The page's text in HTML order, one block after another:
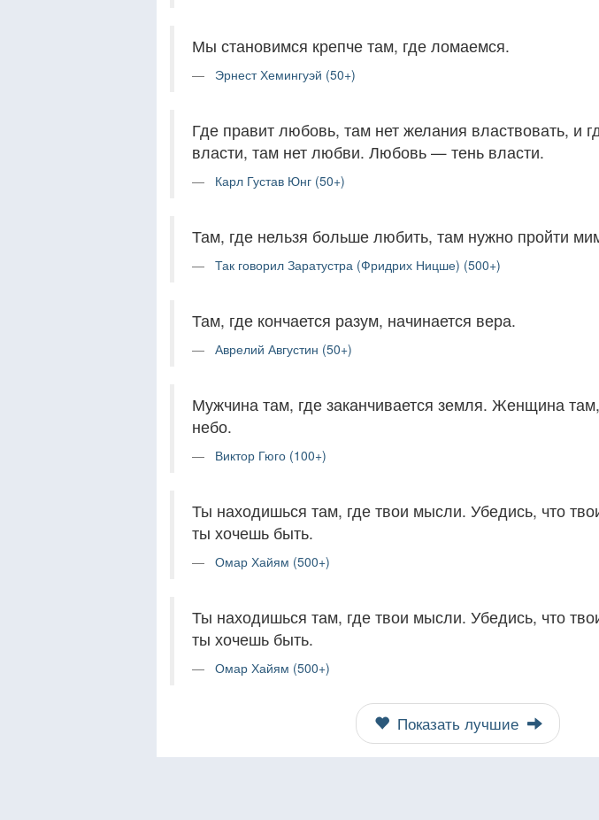
Мы становимся крепче там, где ломаемся.
Эрнест Хемингуэй (50+)
Где правит любовь, там нет желания властвовать, и
власти, там нет любви. Любовь — тень власти.
Карл Густав Юнг (50+)
Там, где нельзя больше любить, там нужно пройти
Так говорил Заратустра (Фридрих Ницше) (500+)
Там, где кончается разум, начинается вера.
Аврелий Августин (50+)
Мужчина там, где заканчивается земля. Женщина
небо.
Виктор Гюго (100+)
Ты находишься там, где твои мысли. Убедись, что
ты хочешь быть.
Омар Хайям (500+)
Ты находишься там, где твои мысли. Убедись, что
ты хочешь быть.
Омар Хайям (500+)
Показать лучшие